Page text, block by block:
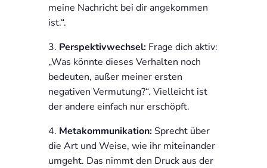
meine Nachricht bei dir angekommen
ist.“.
Perspektivwechsel:Frage dich aktiv:
„Was könnte dieses Verhalten noch
bedeuten, außer meiner ersten
negativen Vermutung?“. Vielleicht ist
der andere einfach nur erschöpft.
Metakommunikation:Sprecht über
die Art und Weise, wie ihr miteinander
umgeht. Das nimmt den Druck aus der